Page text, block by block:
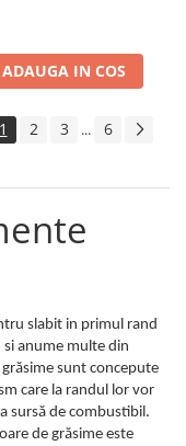
ADAUGA IN COS
1 2 3 ... 6
slabit in primul rand
anume multe din
sunt concepute
care la randul lor vor
sursă de combustibil.
de grăsime este